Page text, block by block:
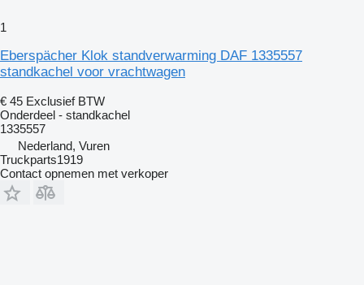
1
Eberspächer Klok standverwarming DAF 1335557
standkachel voor vrachtwagen
€ 45 Exclusief BTW
Onderdeel - standkachel
1335557
Nederland, Vuren
Truckparts1919
Contact opnemen met verkoper